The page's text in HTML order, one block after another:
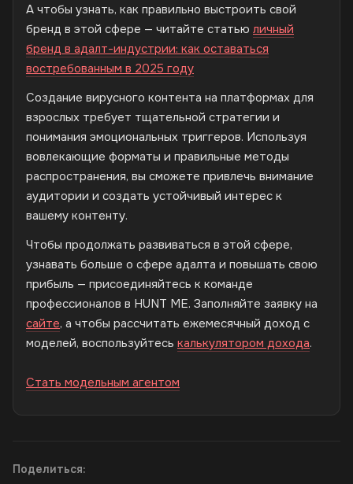
А чтобы узнать, как правильно выстроить свой
бренд в этой сфере — читайте статью личный
бренд в адалт-индустрии: как оставаться
востребованным в 2025 году
Создание вирусного контента на платформах для
взрослых требует тщательной стратегии и
понимания эмоциональных триггеров. Используя
вовлекающие форматы и правильные методы
распространения, вы сможете привлечь внимание
аудитории и создать устойчивый интерес к
вашему контенту.
Чтобы продолжать развиваться в этой сфере,
узнавать больше о сфере адалта и повышать свою
прибыль — присоединяйтесь к команде
профессионалов в HUNT ME. Заполняйте заявку на
сайте, а чтобы рассчитать ежемесячный доход с
моделей, воспользуйтесь калькулятором дохода.
Стать модельным агентом
Поделиться: